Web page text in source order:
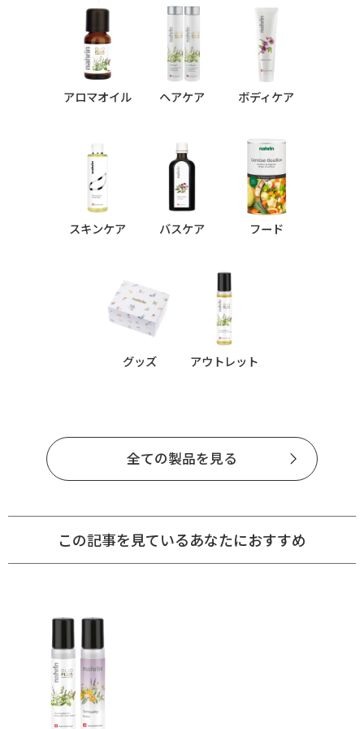
シリーズ
アロマオイル ヘアケア ボディケア
スキンケア バスケア フード
グッズ アウトレット
全ての製品を見る
この記事を見ているあなたにおすすめ